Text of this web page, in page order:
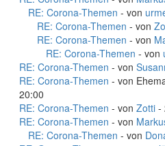
RE: Corona-Themen - von
RE: Corona-Themen - von
RE: Corona-Themen - von
RE: Corona-Themen - von
RE: Corona-Themen - von
RE: Corona-Themen - von
20:00
RE: Corona-Themen - von Zotti -
RE: Corona-Themen - von
RE: Corona-Themen - von